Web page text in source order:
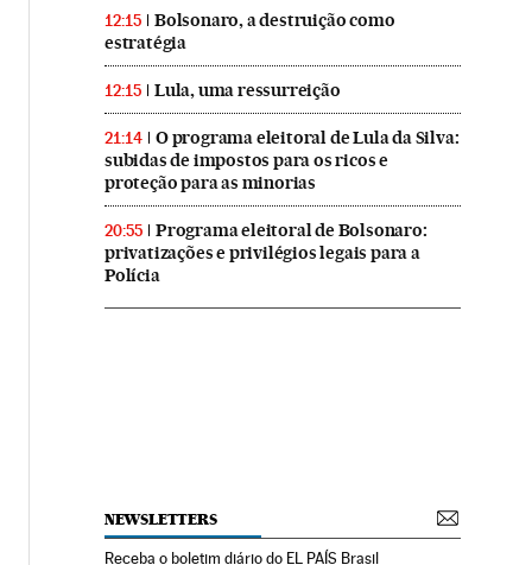
12:15
Bolsonaro, a destruição como
estratégia
12:15 Lula, uma ressurreição
21:14
O programa eleitoral de Lula da Silva:
subidas de impostos para os ricos e
proteção para as minorias
20:55
Programa eleitoral de Bolsonaro:
privatizações e privilégios legais para a
Polícia
NEWSLETTERS
Receba o boletim diário do EL PAÍS Brasil